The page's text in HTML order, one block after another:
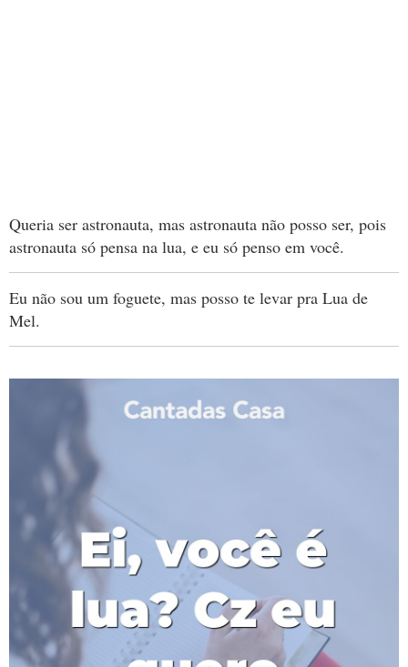
Queria ser astronauta, mas astronauta não posso ser, pois
astronauta só pensa na lua, e eu só penso em você.
Eu não sou um foguete, mas posso te levar pra Lua de
Mel.